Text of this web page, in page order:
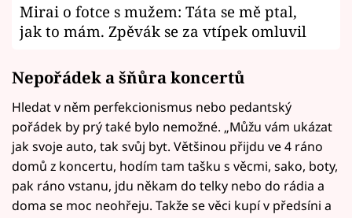
Mirai o fotce s mužem: Táta se mě ptal,
jak to mám. Zpěvák se za vtípek omluvil
Nepořádek a šňůra koncertů
Hledat v něm perfekcionismus nebo pedantský
pořádek by prý také bylo nemožné. „Můžu vám ukázat
jak svoje auto, tak svůj byt. Většinou přijdu ve 4 ráno
domů z koncertu, hodím tam tašku s věcmi, sako, boty,
pak ráno vstanu, jdu někam do telky nebo do rádia a
doma se moc neohřeju. Takže se věci kupí v předsíni a